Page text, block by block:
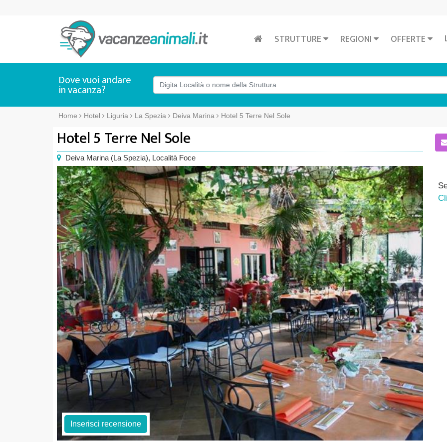
STRUTTURE REGIONI OFFERTE
Dove vuoi andare
in vacanza?
Home Hotel Liguria La Spezia Deiva Marina Hotel 5 Terre Nel Sole
Hotel 5 Terre Nel Sole
Deiva Marina (La Spezia), Località Foce
Inserisci recensione